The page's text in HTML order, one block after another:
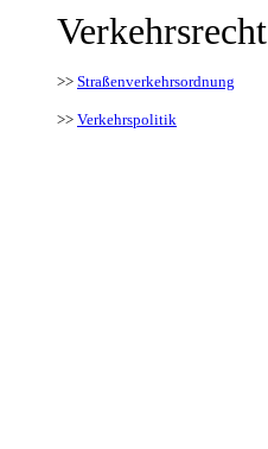
Verkehrsrecht
>> Straßenverkehrsordnung
>> Verkehrspolitik